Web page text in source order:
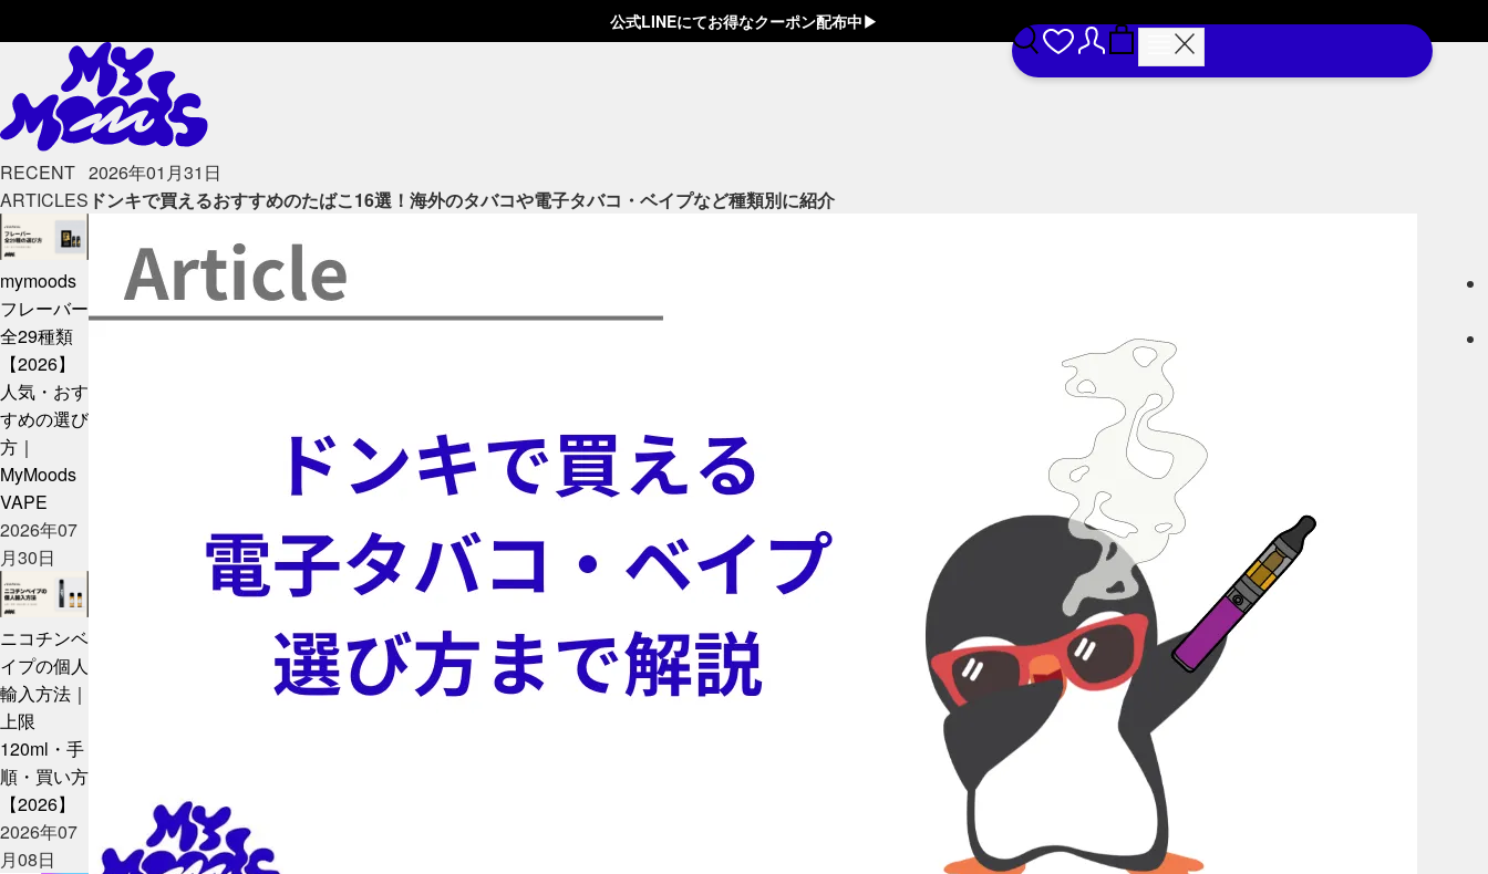
公式LINEにてお得なクーポン配布中▶︎
RECENT
ARTICLES
mymoods
フレーバー
全29種類
【2026】
人気・おす
すめの選び
方｜
MyMoods
VAPE
2026年07
月30日
ニコチンベ
イプの個人
輸入方法｜
上限
120ml・手
順・買い方
【2026】
2026年07
月08日
2026年01月31日
ドンキで買えるおすすめのたばこ16選！海外のタバコや電子タバコ・ベイプなど種類別に紹介